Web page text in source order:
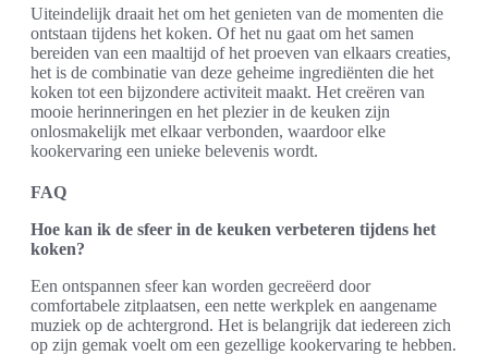
Uiteindelijk draait het om het genieten van de momenten die
ontstaan tijdens het koken. Of het nu gaat om het samen
bereiden van een maaltijd of het proeven van elkaars creaties,
het is de combinatie van deze geheime ingrediënten die het
koken tot een bijzondere activiteit maakt. Het creëren van
mooie herinneringen en het plezier in de keuken zijn
onlosmakelijk met elkaar verbonden, waardoor elke
kookervaring een unieke belevenis wordt.
FAQ
Hoe kan ik de sfeer in de keuken verbeteren tijdens het
koken?
Een ontspannen sfeer kan worden gecreëerd door
comfortabele zitplaatsen, een nette werkplek en aangename
muziek op de achtergrond. Het is belangrijk dat iedereen zich
op zijn gemak voelt om een gezellige kookervaring te hebben.